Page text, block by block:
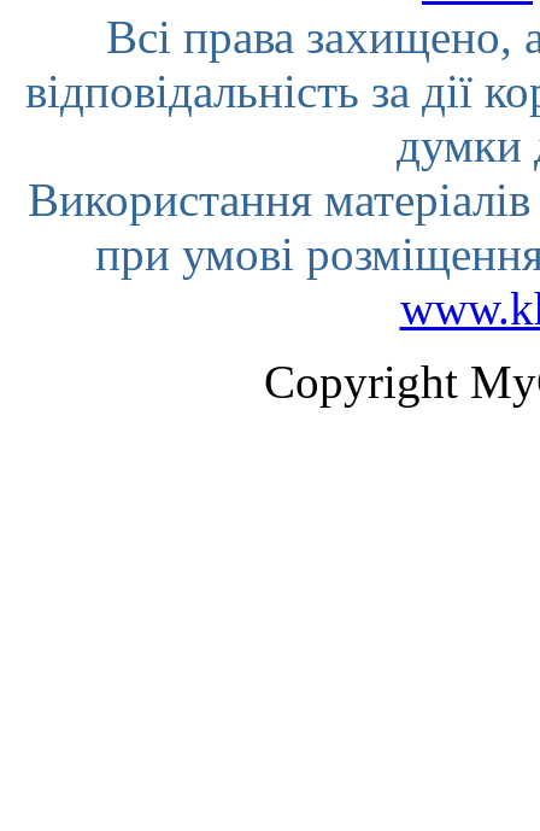
Всі права захищено,
відповідальність за дії
думки
Використання
при умові
Copyright